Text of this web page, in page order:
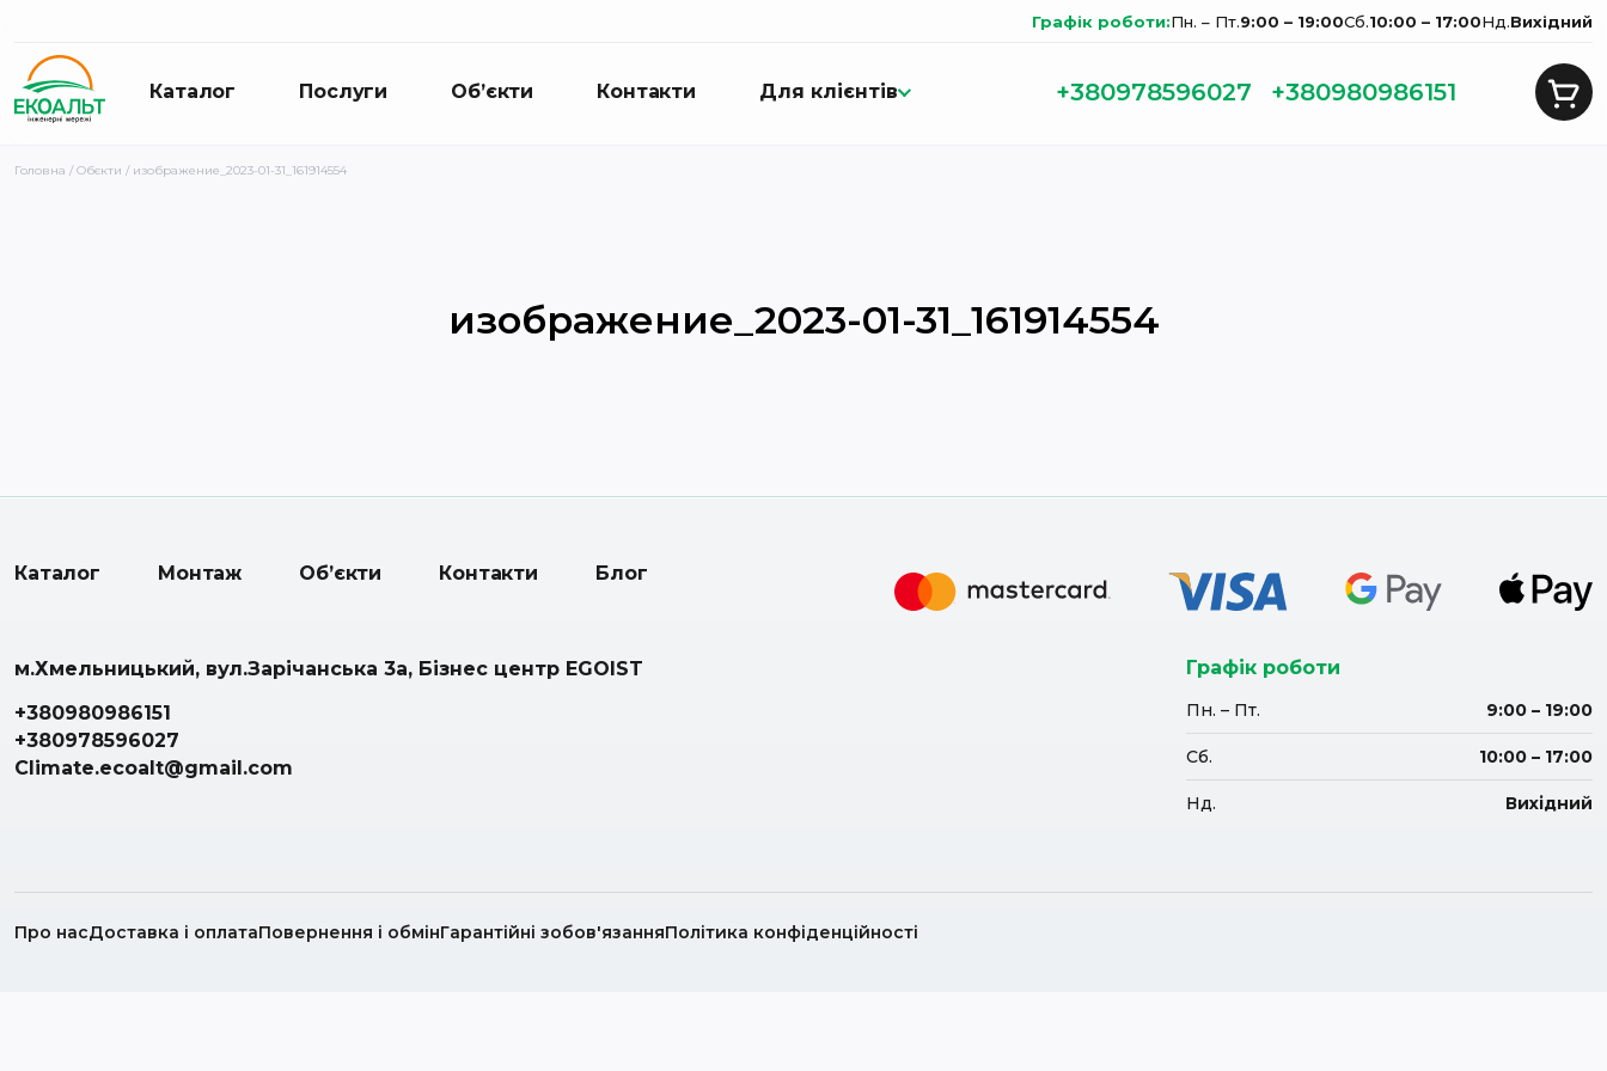
Графік роботи:Пн. – Пт.9:00 – 19:00Сб.10:00 – 17:00Нд.Вихідний
Каталог Послуги Об’єкти Контакти Для клієнтів +380978596027 +380980986151
Головна /Обєкти / изображение_2023-01-31_161914554
изображение_2023-01-31_161914554
Каталог Монтаж Об’єкти Контакти Блог
м.Хмельницький, вул.Зарічанська 3а, Бізнес центр EGOIST
+380980986151
+380978596027
Climate.ecoalt@gmail.com
Графік роботи
Пн. – Пт. 9:00 – 19:00
Сб. 10:00 – 17:00
Нд. Вихідний
Про насДоставка і оплатаПовернення і обмінГарантійні зобов'язанняПолітика конфіденційності